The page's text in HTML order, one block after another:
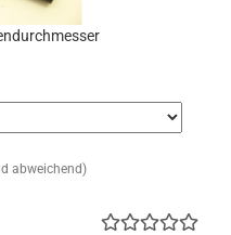
abweichend)